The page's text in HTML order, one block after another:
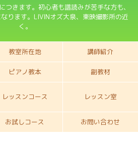
つきます。初心者も譜読みが苦手な方も、
ります。LIVINオズ大泉、東映撮影所の近
く。
教室所在地 講師紹介
ピアノ教本 副教材
レッスンコース レッスン室
お試しコース お問い合わせ